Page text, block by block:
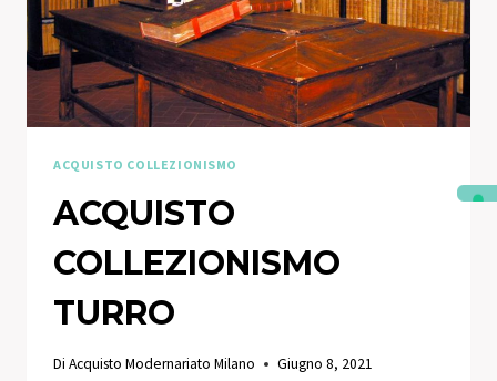
ACQUISTO COLLEZIONISMO
ACQUISTO
COLLEZIONISMO
TURRO
Di Acquisto Modernariato Milano Giugno 8, 2021